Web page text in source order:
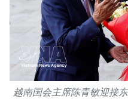
越南国会主席陈青敏迎接